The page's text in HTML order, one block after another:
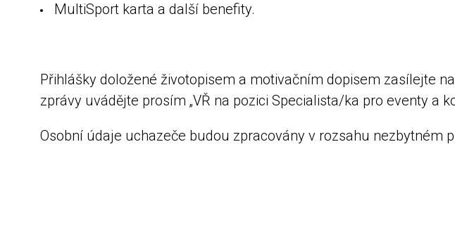
MultiSport karta a další benefity.
Přihlášky doložené životopisem a motivačním dopisem zasílejte
zprávy uvádějte prosím „VŘ na pozici Specialista/ka pro
Osobní údaje uchazeče budou zpracovány v rozsahu nezbytném